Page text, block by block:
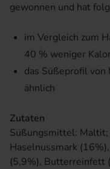
gewonnen und hat
im Vergleich zum
40 % weniger
das Süßeprofil
ähnlich
Zutaten
Süßungsmittel:
Haselnussmark
(5,9%), Butterreinfett